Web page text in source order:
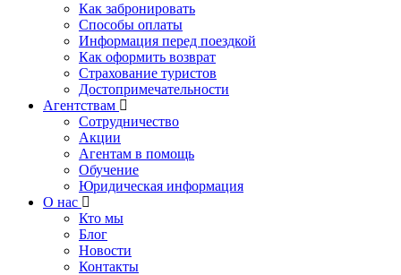
Как забронировать
Способы оплаты
Информация перед поездкой
Как оформить возврат
Страхование туристов
Достопримечательности
Агентствам
Сотрудничество
Акции
Агентам в помощь
Обучение
Юридическая информация
О нас
Кто мы
Блог
Новости
Контакты